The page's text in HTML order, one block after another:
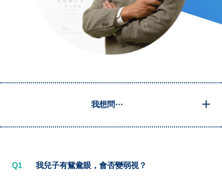
我想問⋯
Q1 我兒子有鴛鴦眼，會否變弱視？